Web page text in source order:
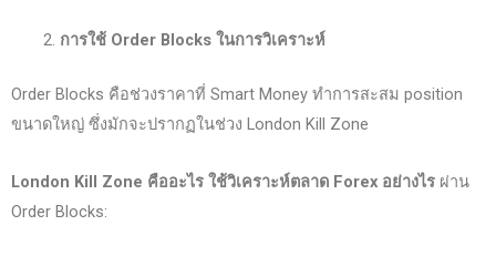
การใช้ Order Blocks ในการวิเคราะห์
Order Blocks คือช่วงราคาที่ Smart Money ทำการสะสม position
ขนาดใหญ่ ซึ่งมักจะปรากฏในช่วง London Kill Zone
London Kill Zone คืออะไร ใช้วิเคราะห์ตลาด Forex อย่างไร ผ่าน
Order Blocks: